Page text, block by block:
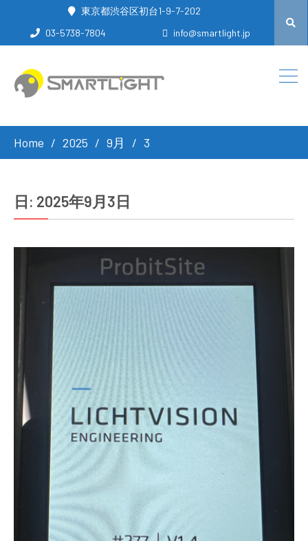
東京都渋谷区初台1-9-7-202
03-5738-7804
info@smartlight.jp
Home 2025 9月 3
日: 2025年9月3日